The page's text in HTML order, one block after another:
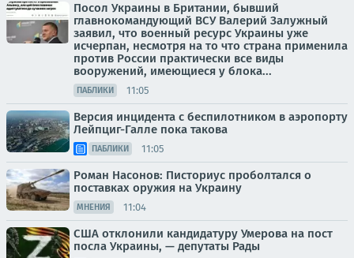
Посол Украины в Британии, бывший
главнокомандующий ВСУ Валерий Залужный
заявил, что военный ресурс Украины уже
исчерпан, несмотря на то что страна применила
против России практически все виды
вооружений, имеющиеся у блока...
ПАБЛИКИ 11:05
Версия инцидента с беспилотником в аэропорту
Лейпциг-Галле пока такова
ПАБЛИКИ 11:05
Роман Насонов: Писториус проболтался о
поставках оружия на Украину
МНЕНИЯ 11:04
США отклонили кандидатуру Умерова на пост
посла Украины, — депутаты Рады